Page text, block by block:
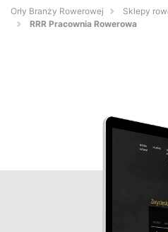
Orły Branży Rowerowej
Sklepy
RRR Pracownia Rowerowa